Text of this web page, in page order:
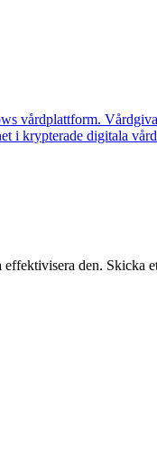
i krypterade digitala
den. Skicka